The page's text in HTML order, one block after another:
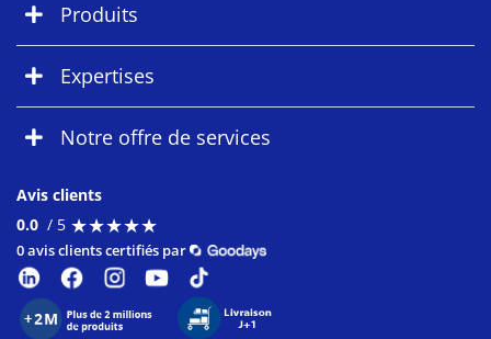
Produits
Expertises
Notre offre de services
Avis clients
0.0 / 5 ★★★★★
★★★★★
0 avis clients certifiés par